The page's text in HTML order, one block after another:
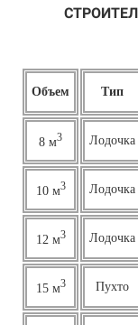
Объем Тип
8 м3 Лодочка
10 м3 Лодочка
12 м3 Лодочка
15 м3 Пухто